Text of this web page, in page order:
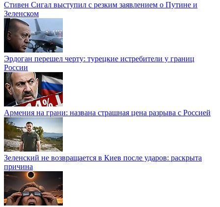
Стивен Сигал выступил с резким заявлением о Путине и
Зеленском
Эрдоган перешел черту: турецкие истребители у границ
России
Армения на грани: названа страшная цена разрыва с Россией
Зеленский не возвращается в Киев после ударов: раскрыта
причина